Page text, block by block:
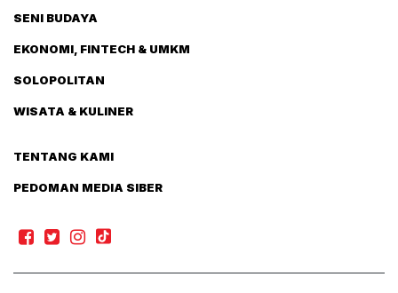
SENI BUDAYA
EKONOMI, FINTECH & UMKM
SOLOPOLITAN
WISATA & KULINER
TENTANG KAMI
PEDOMAN MEDIA SIBER